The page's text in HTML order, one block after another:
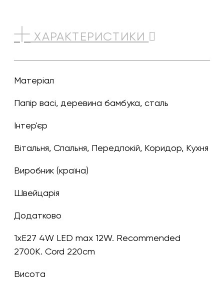
ХАРАКТЕРИСТИКИ
Матеріал
Папір васі, деревина бамбука, сталь
Інтер'єр
Вітальня, Спальня, Передпокій, Коридор, Кухня
Виробник (країна)
Швейцарія
Додатково
1хЕ27 4W LED max 12W. Recommended
2700K. Cord 220cm
Висота